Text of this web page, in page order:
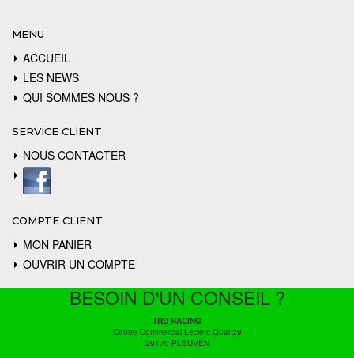
MENU
ACCUEIL
LES NEWS
QUI SOMMES NOUS ?
SERVICE CLIENT
NOUS CONTACTER
COMPTE CLIENT
MON PANIER
OUVRIR UN COMPTE
BESOIN D'UN CONSEIL ?
TRD RACING
Centre Commercial Leclerc Quai 29
29170 PLEUVEN